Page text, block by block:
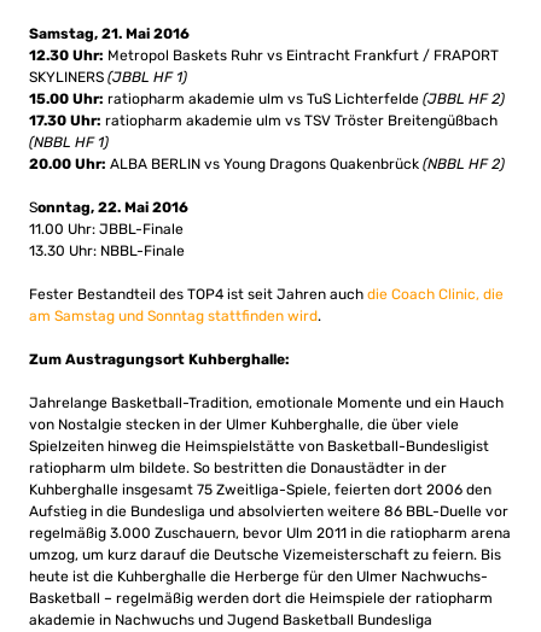
Samstag, 21. Mai 2016
12.30 Uhr: Metropol Baskets Ruhr vs Eintracht Frankfurt / FRAPORT
SKYLINERS (JBBL HF 1)
15.00 Uhr: ratiopharm akademie ulm vs TuS Lichterfelde (JBBL HF 2)
17.30 Uhr: ratiopharm akademie ulm vs TSV Tröster Breitengüßbach
(NBBL HF 1)
20.00 Uhr: ALBA BERLIN vs Young Dragons Quakenbrück (NBBL HF 2)
Sonntag, 22. Mai 2016
11.00 Uhr: JBBL-Finale
13.30 Uhr: NBBL-Finale
Fester Bestandteil des TOP4 ist seit Jahren auch die Coach Clinic, die
am Samstag und Sonntag stattfinden wird.
Zum Austragungsort Kuhberghalle:
Jahrelange Basketball-Tradition, emotionale Momente und ein Hauch
von Nostalgie stecken in der Ulmer Kuhberghalle, die über viele
Spielzeiten hinweg die Heimspielstätte von Basketball-Bundesligist
ratiopharm ulm bildete. So bestritten die Donaustädter in der
Kuhberghalle insgesamt 75 Zweitliga-Spiele, feierten dort 2006 den
Aufstieg in die Bundesliga und absolvierten weitere 86 BBL-Duelle vor
regelmäßig 3.000 Zuschauern, bevor Ulm 2011 in die ratiopharm arena
umzog, um kurz darauf die Deutsche Vizemeisterschaft zu feiern. Bis
heute ist die Kuhberghalle die Herberge für den Ulmer Nachwuchs-
Basketball – regelmäßig werden dort die Heimspiele der ratiopharm
akademie in Nachwuchs und Jugend Basketball Bundesliga